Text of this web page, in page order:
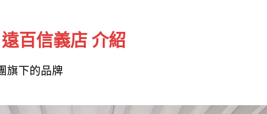
百信義店 介紹
旗下的品牌